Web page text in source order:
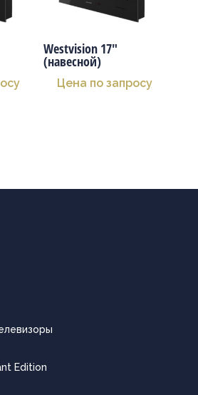
Westvision 17″
(навесной)
Цена по запросу
Edition